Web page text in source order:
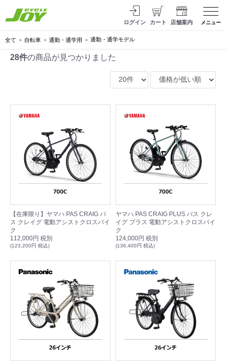
ログイン カート 店舗案内 メニュー
全て 自転車 通勤・通学用 通勤・通学モデル
28件の商品が見つかりました
【在庫限り】ヤマハ PAS CRAIG パ
ス クレイグ 電動アシストクロスバイ
ク
112,000円 税別
(123,200円 税込)
ヤマハ PAS CRAIG PLUS パス クレ
イグ プラス 電動アシストクロスバイ
ク
124,000円 税別
(136,400円 税込)